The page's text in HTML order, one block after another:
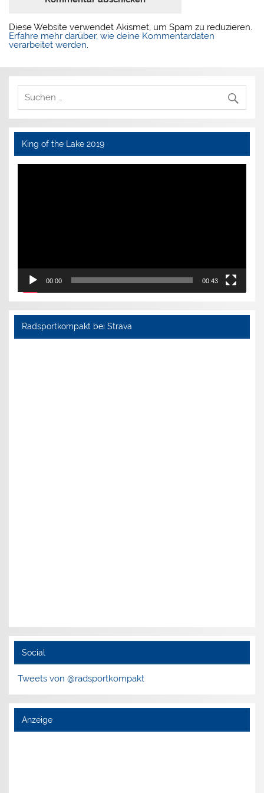
Diese Website verwendet Akismet, um Spam zu reduzieren.
Erfahre mehr darüber, wie deine Kommentardaten
verarbeitet werden
King of the Lake 2019
Video-
00:00 00:43
Radsportkompakt bei Strava
Social
Tweets von @radsportkompakt
Anzeige